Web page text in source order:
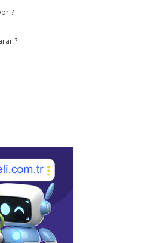
?
?